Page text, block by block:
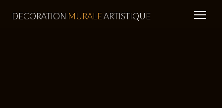
DECORATION MURALEARTISTIQUE